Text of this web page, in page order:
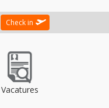
Check in
Vacatures